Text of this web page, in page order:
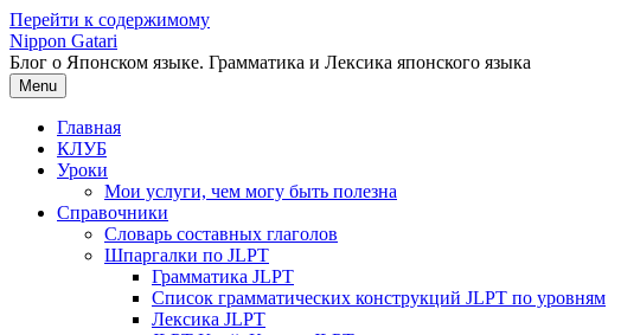
Перейти к содержимому
Nippon Gatari
Блог о Японском языке. Грамматика и Лексика японского языка
Menu
Главная
КЛУБ
Уроки
Мои услуги, чем могу быть полезна
Справочники
Словарь составных глаголов
Шпаргалки по JLPT
Грамматика JLPT
Список грамматических конструкций JLPT по уровням
Лексика JLPT